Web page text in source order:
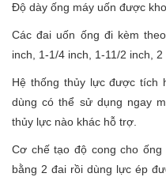
Độ dày ống máy uốn được
Các đai uốn ống đi kèm
inch, 1-1/4 inch, 1-11/2 inch, 2
Hệ thống thủy lực được tích
dùng có thể sử dụng ngay
thủy lực nào khác hỗ trợ.
Cơ chế tạo độ cong cho
bằng 2 đai rồi dùng lực ép